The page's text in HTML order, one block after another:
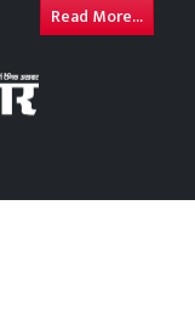
Read More...